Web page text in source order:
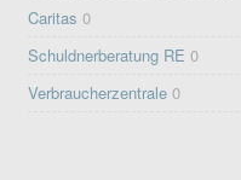
Caritas 0
Schuldnerberatung RE 0
Verbraucherzentrale 0